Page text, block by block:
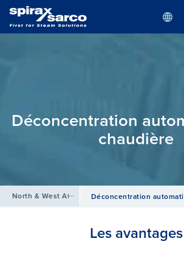
Déconcentration
chaudière
North & West Africa / Produits /
Déconcentration
Les avantages